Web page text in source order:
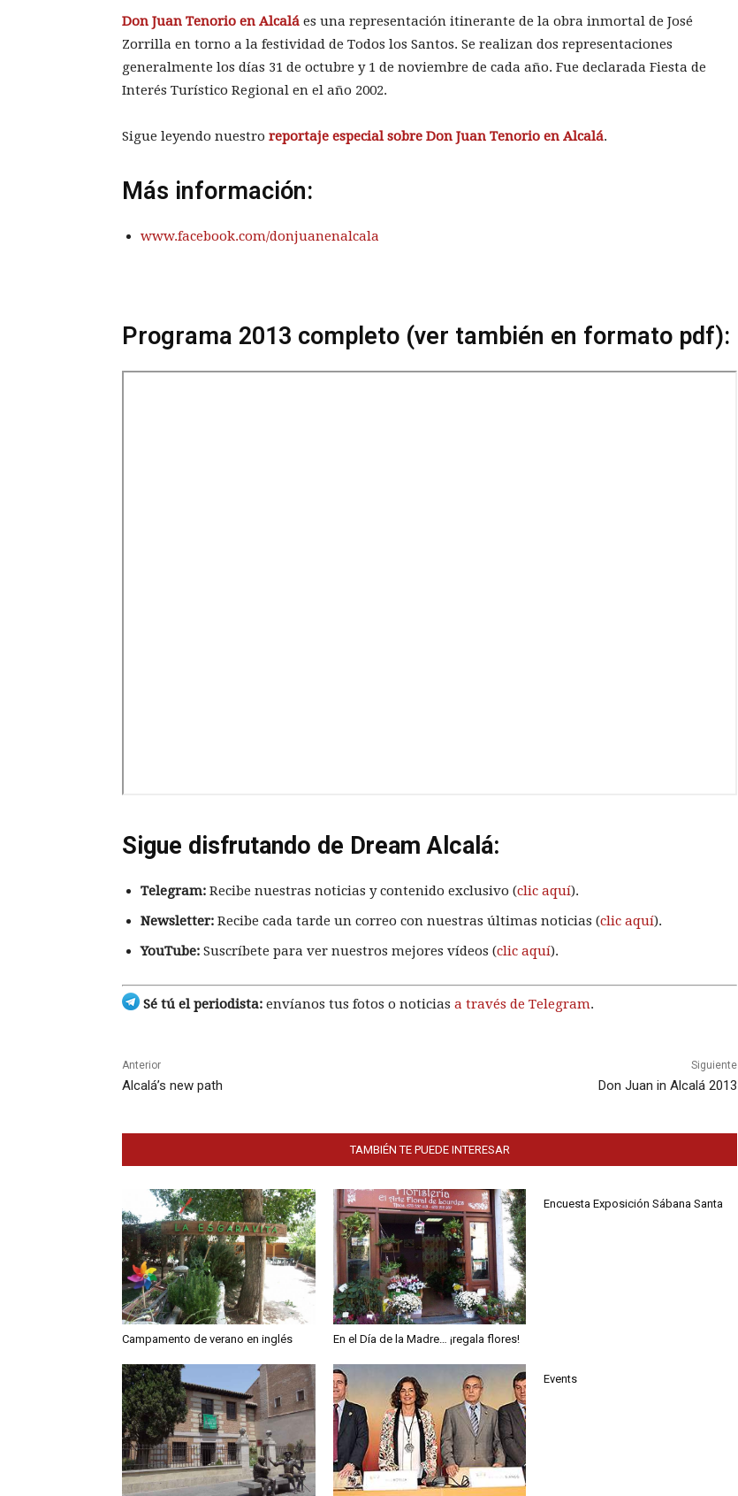
Don Juan Tenorio en Alcalá es una representación itinerante de la obra inmortal de José
Zorrilla en torno a la festividad de Todos los Santos. Se realizan dos representaciones
generalmente los días 31 de octubre y 1 de noviembre de cada año. Fue declarada Fiesta de
Interés Turístico Regional en el año 2002.
Sigue leyendo nuestro reportaje especial sobre Don Juan Tenorio en Alcalá.
Más información:
www.facebook.com/donjuanenalcala
Programa 2013 completo (ver también en formato pdf):
Sigue disfrutando de Dream Alcalá:
Telegram: Recibe nuestras noticias y contenido exclusivo (clic aquí).
Newsletter: Recibe cada tarde un correo con nuestras últimas noticias (clic aquí).
YouTube: Suscríbete para ver nuestros mejores vídeos (clic aquí).
Sé tú el periodista: envíanos tus fotos o noticias a través de Telegram.
Anterior
Alcalá’s new path
Siguiente
Don Juan in Alcalá 2013
TAMBIÉN TE PUEDE INTERESAR
Campamento de verano en inglés En el Día de la Madre… ¡regala flores!
Encuesta Exposición Sábana Santa
Events